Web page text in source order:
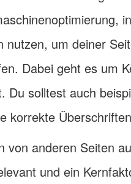
nutzen, um deiner
Dabei geht es um
Du solltest auch
korrekte
von anderen Seiten
und ein